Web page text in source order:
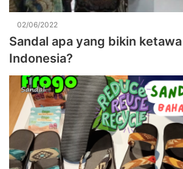
02/06/2022
Sandal apa yang bikin
Indonesia?